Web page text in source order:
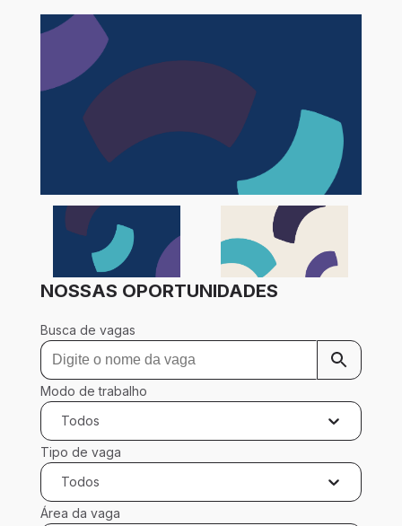
NOSSAS OPORTUNIDADES
Busca de vagas
Modo de trabalho
Todos
Tipo de vaga
Todos
Área da vaga